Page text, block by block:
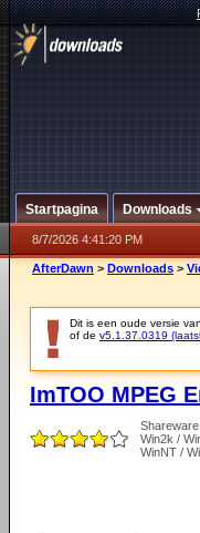
Startpagina Downloads
8/7/2026 4:41:20 PM
AfterDawn > Downloads >
Dit is een oude versie
of de v5.1.37.0319
ImTOO MPEG
Shareware
Win2k /
WinNT /